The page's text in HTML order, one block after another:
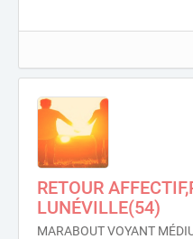
RETOUR
LUNÉVILLE(54)
MARABOUT VOYANT